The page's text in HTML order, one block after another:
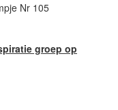
Nr 105
groep op